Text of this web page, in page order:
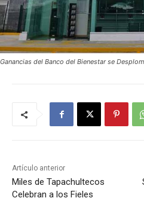
Ganancias del Banco del Bienestar se
Artículo anterior
Miles de Tapachultecos
Celebran a los Fieles